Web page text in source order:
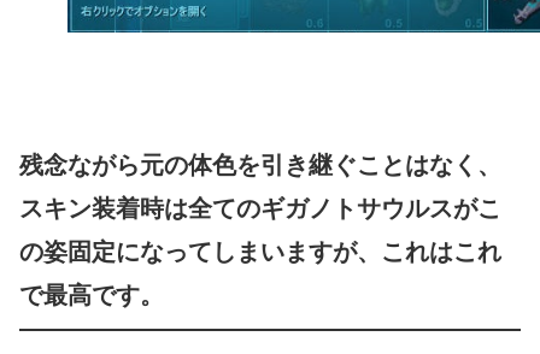
残念ながら元の体色を引き継ぐことはなく、
スキン装着時は全てのギガノトサウルスがこ
の姿固定になってしまいますが、これはこれ
で最高です。